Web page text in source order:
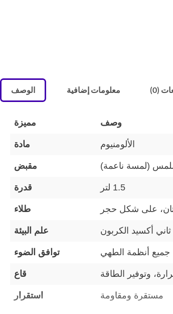
الوصف معلومات إضافية (0)
مميزة وصف
مادة الألومنيوم
مقبض (لمسة ناعمة)
قدرة 1.5 لتر
طلاء على شكل حجر
علم البيئة
توافق الضوء جميع أنظمة الطهي
قاع
استقرار مستقرة ومقاومة